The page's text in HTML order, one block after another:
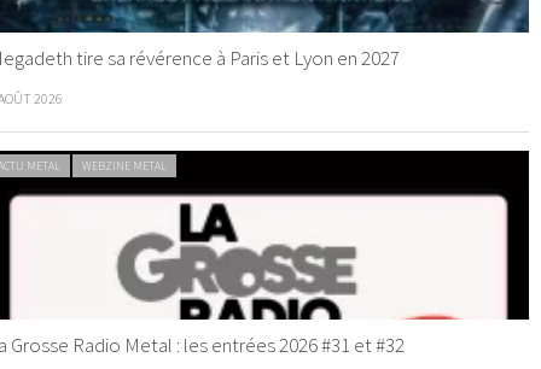
tire sa révérence à Paris et Lyon en 2027
2026
METAL WEBZINE METAL
Grosse Radio Metal : les entrées 2026 #31 et #32